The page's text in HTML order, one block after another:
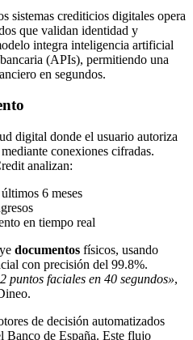
sistemas crediticios digitales opera
que validan identidad y
integra inteligencia artificial
(APIs), permitiendo una
en segundos.
digital donde el usuario autoriza
mediante conexiones cifradas.
analizan:
6 meses
en tiempo real
documentos físicos, usando
con precisión del 99.8%.
puntos faciales en 40 segundos»,
de decisión automatizados
Banco de España. Este flujo